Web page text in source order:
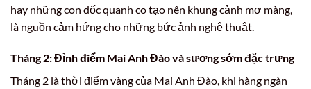
hay những con dốc quanh co tạo nên khung cảnh mơ màng,
là nguồn cảm hứng cho những bức ảnh nghệ thuật.
Tháng 2: Đỉnh điểm Mai Anh Đào và sương sớm đặc trưng
Tháng 2 là thời điểm vàng của Mai Anh Đào, khi hàng ngàn